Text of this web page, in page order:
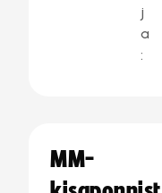
j
a
:
MM-